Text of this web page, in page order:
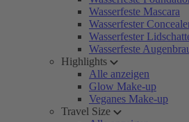
Wasserfeste Mascara
Wasserfester
Wasserfester
Wasserfeste
Highlights
Alle anzeigen
Glow Make-up
Veganes Make-up
Travel Size